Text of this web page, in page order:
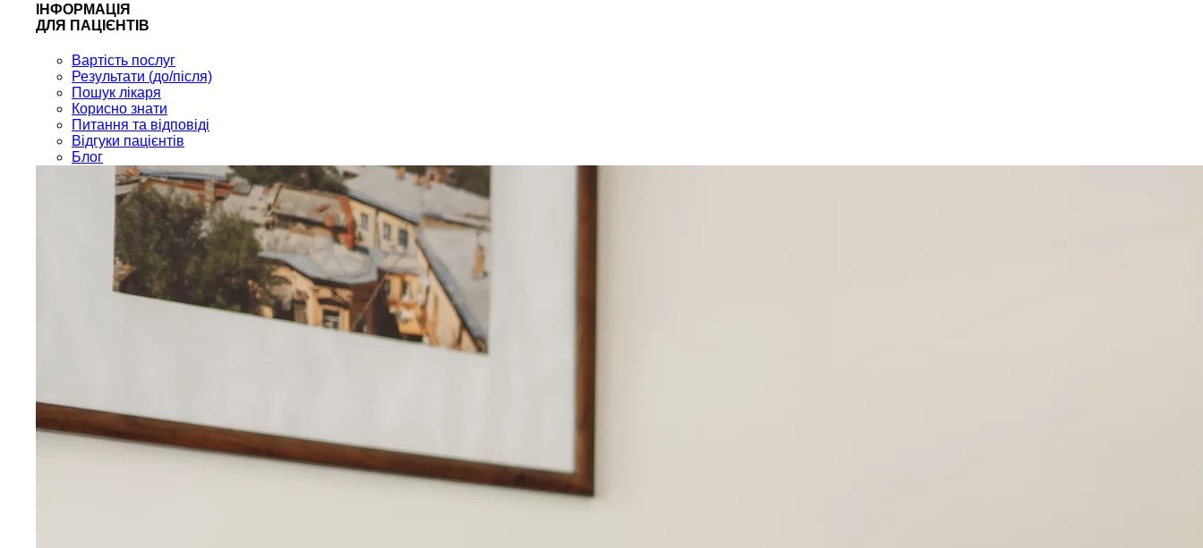
ІНФОРМАЦІЯ
ДЛЯ ПАЦІЄНТІВ
Вартість послуг
Результати (до/після)
Пошук лікаря
Корисно знати
Питання та відповіді
Відгуки пацієнтів
Блог